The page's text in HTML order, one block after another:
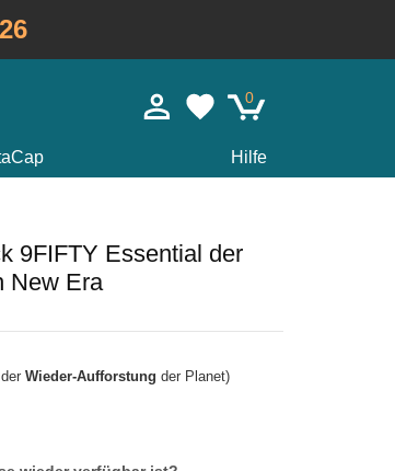
0
Hilfe
9FIFTY Essential der
New Era
Wieder-Aufforstung der Planet)